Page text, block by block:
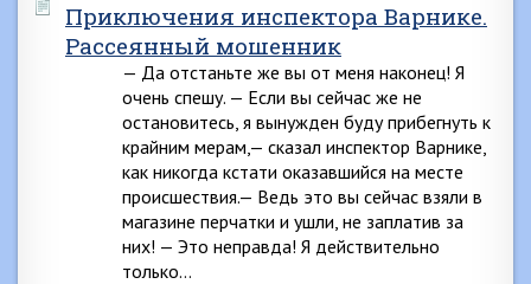
Приключения инспектора Варнике.
Рассеянный мошенник
— Да отстаньте же вы от меня наконец! Я
очень спешу. — Если вы сейчас же не
остановитесь, я вынужден буду прибегнуть к
крайним мерам,— сказал инспектор Варнике,
как никогда кстати оказавшийся на месте
происшествия.— Ведь это вы сейчас взяли в
магазине перчатки и ушли, не заплатив за
них! — Это неправда! Я действительно
только…